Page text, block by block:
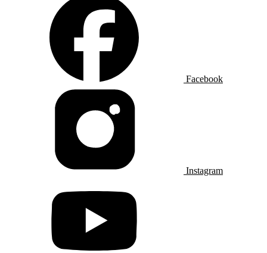
Facebook
Instagram